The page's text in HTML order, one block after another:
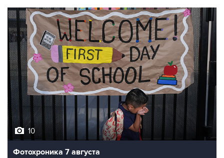
10
Фотохроника 7 августа